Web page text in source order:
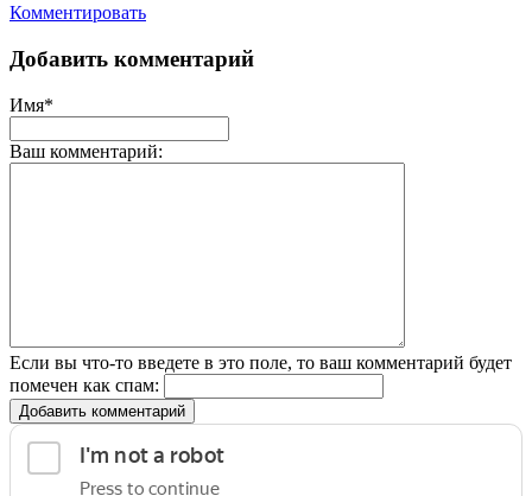
Комментировать
Добавить комментарий
Имя*
Ваш комментарий:
Если вы что-то введете в это поле, то ваш комментарий будет
помечен как спам:
Добавить комментарий